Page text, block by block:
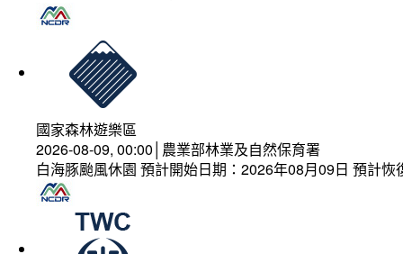
國家森林遊樂區
2026-08-09, 00:00│農業部林業及自然保育署
白海豚颱風休園 預計開始日期：2026年08月09日 預計